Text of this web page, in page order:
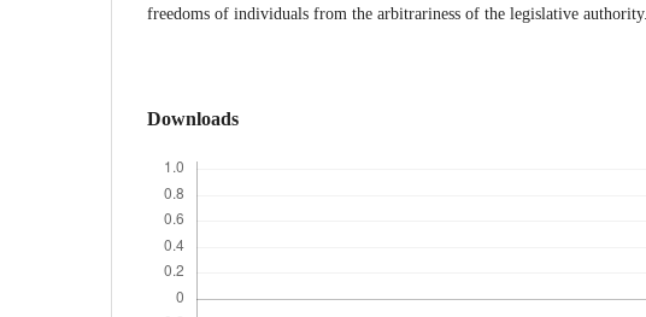
freedoms of individuals from the arbitrariness of the legislative authority.
Downloads